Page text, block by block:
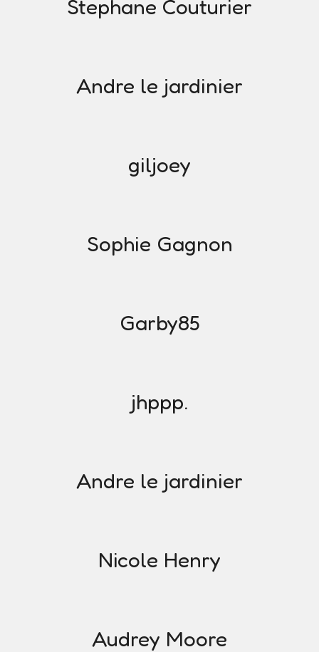
Stephane Couturier
Andre le jardinier
giljoey
Sophie Gagnon
Garby85
jhppp.
Andre le jardinier
Nicole Henry
Audrey Moore